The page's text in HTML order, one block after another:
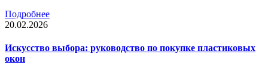
Подробнее
20.02.2026
Искусство выбора: руководство по покупке пластиковых
окон